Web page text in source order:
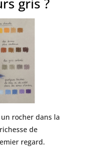
rocher dans la
de
regard.